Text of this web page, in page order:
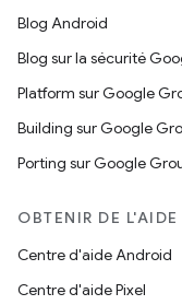
Blog Android
Blog sur la sécurité
Platform sur Google
Building sur Google
Porting sur Google
OBTENIR DE L'AIDE
Centre d'aide Android
Centre d'aide Pixel